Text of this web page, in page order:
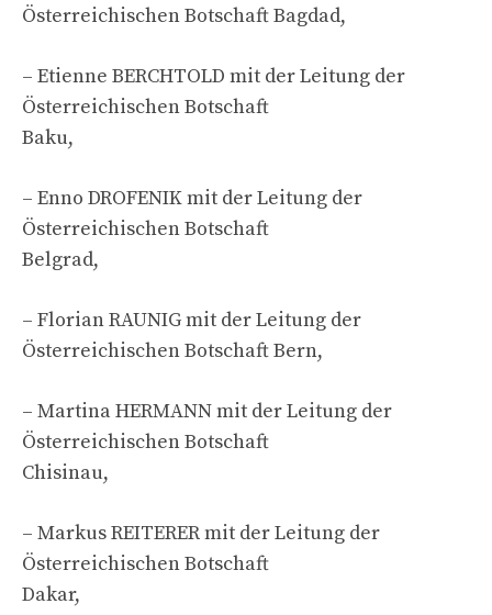
Österreichischen Botschaft Bagdad,
– Etienne BERCHTOLD mit der Leitung der
Österreichischen Botschaft
Baku,
– Enno DROFENIK mit der Leitung der
Österreichischen Botschaft
Belgrad,
– Florian RAUNIG mit der Leitung der
Österreichischen Botschaft Bern,
– Martina HERMANN mit der Leitung der
Österreichischen Botschaft
Chisinau,
– Markus REITERER mit der Leitung der
Österreichischen Botschaft
Dakar,